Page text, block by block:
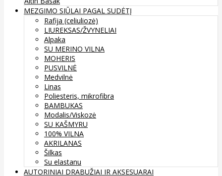
MEZGIMO SIŪLAI PAGAL SUDĖTĮ
Rafija (celiuliozė)
LIUREKSAS/ŽVYNELIAI
Alpaka
SU MERINO VILNA
MOHERIS
PUSVILNĖ
Medvilnė
Linas
Poliesteris, mikrofibra
BAMBUKAS
Modalis/Viskozė
SU KAŠMYRU
100% VILNA
AKRILANAS
Šilkas
Su elastanu
AUTORINIAI DRABUŽIAI IR AKSESUARAI